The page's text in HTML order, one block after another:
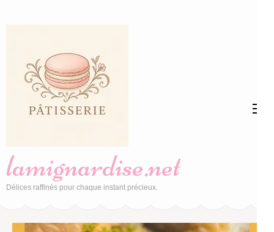
(Pressez
Entrée)
lamignardise.net
Délices raffinés pour chaque instant précieux.